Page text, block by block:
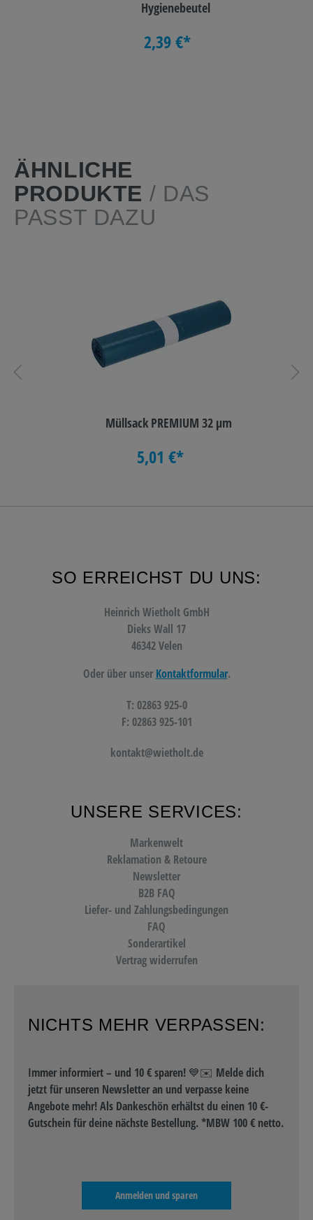
Hygienebeutel
2,39 €*
ÄHNLICHE
PRODUKTE / DAS
PASST DAZU
Müllsack PREMIUM 32 µm
5,01 €*
SO ERREICHST DU UNS:
Heinrich Wietholt GmbH
Dieks Wall 17
46342 Velen
Oder über unser Kontaktformular.
T: 02863 925-0
F: 02863 925-101
kontakt@wietholt.de
UNSERE SERVICES:
Markenwelt
Reklamation & Retoure
Newsletter
B2B FAQ
Liefer- und Zahlungsbedingungen
FAQ
Sonderartikel
Vertrag widerrufen
NICHTS MEHR VERPASSEN:
Immer informiert – und 10 € sparen! 💙✉️ Melde dich
jetzt für unseren Newsletter an und verpasse keine
Angebote mehr! Als Dankeschön erhältst du einen 10 €-
Gutschein für deine nächste Bestellung. *MBW 100 € netto.
Anmelden und sparen